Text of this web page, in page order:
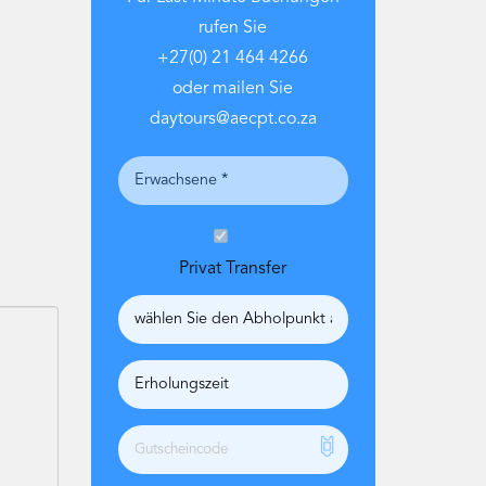
rufen Sie
+27(0) 21 464 4266
oder mailen Sie
daytours@aecpt.co.za
Privat Transfer